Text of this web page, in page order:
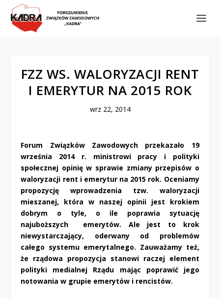
FZZ WS. WALORYZACJI RENT
I EMERYTUR NA 2015 ROK
wrz 22, 2014
Forum Związków Zawodowych przekazało 19
września 2014 r. ministrowi pracy i polityki
społecznej opinię w sprawie zmiany przepisów o
waloryzacji rent i emerytur na 2015 rok. Oceniamy
propozycję wprowadzenia tzw. waloryzacji
mieszanej, która w naszej opinii jest krokiem
dobrym o tyle, o ile poprawia sytuację
najuboższych emerytów. Ale jest to krok
niewystarczający, oderwany od problemów
całego systemu emerytalnego. Zauważamy też,
że rządowa propozycja stanowi raczej element
polityki medialnej Rządu mając poprawić jego
notowania w grupie emerytów i rencistów.